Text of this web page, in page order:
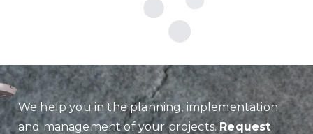
We help you in the planning, implementation
and management of your projects.Request